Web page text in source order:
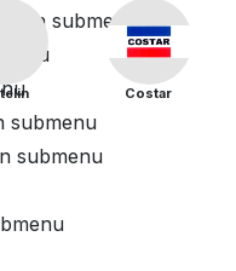
Open submenu
submenu
submenu
Costar